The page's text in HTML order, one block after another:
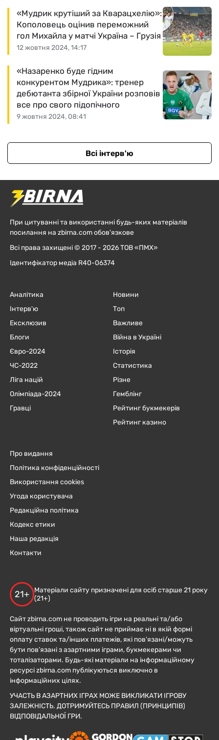
12 жовтня 2024, 14:17
«Мудрик крутіший за Кварацхелію»:
Кополовець оцінив переможний
гол Михайла у матчі Україна – Грузія
9 жовтня 2024, 08:41
«Назаренко буде гідним
конкурентом Мудрика»: тренер
дебютанта збірної України розповів
все про свого підопічного
Всі інтерв'ю
При цитуванні та використанні будь-яких матеріалів
посилання на zbirna.com обов'язкове
Всі права захищені © 2017 - 2026 ТОВ «ПМХ»
Ідентифікатор медіа R40-06374
Аналітика
Інтерв'ю
Ексклюзив
Блоги
Євро-2024
ЧC-2022
Ліга націй
Олімпіада-2024
Гравці
Новини
Топ
Важливе
Війна в Україні
Історія
Статистика
Різне
Гемблінг
Рейтинг букмекерів
Рейтинг казино
Про видання
Політика конфіденційності
Використання cookies
Угода користувача
Редакційна політика
Кодекс етики
Наша редакція
Контакти
21+
Матеріали сайту призначені для осіб старше 21 року
(21+)
Сайт zbirna.com не проводить ігри на реальні та/або
віртуальні гроші, також сайт не приймає ні в якій формі
оплату ставок та/інших платежів, які пов’язані/можуть
бути пов’язані з азартними іграми, букмекерами чи
тоталізаторами. Будь-які матеріали на інформаційному
ресурсі zbirna.com публікуються виключно в
інформаційних цілях.
УЧАСТЬ В АЗАРТНИХ ІГРАХ МОЖЕ ВИКЛИКАТИ ІГРОВУ
ЗАЛЕЖНІСТЬ. ДОТРИМУЙТЕСЬ ПРАВИЛ (ПРИНЦИПІВ)
ВІДПОВІДАЛЬНОЇ ГРИ.